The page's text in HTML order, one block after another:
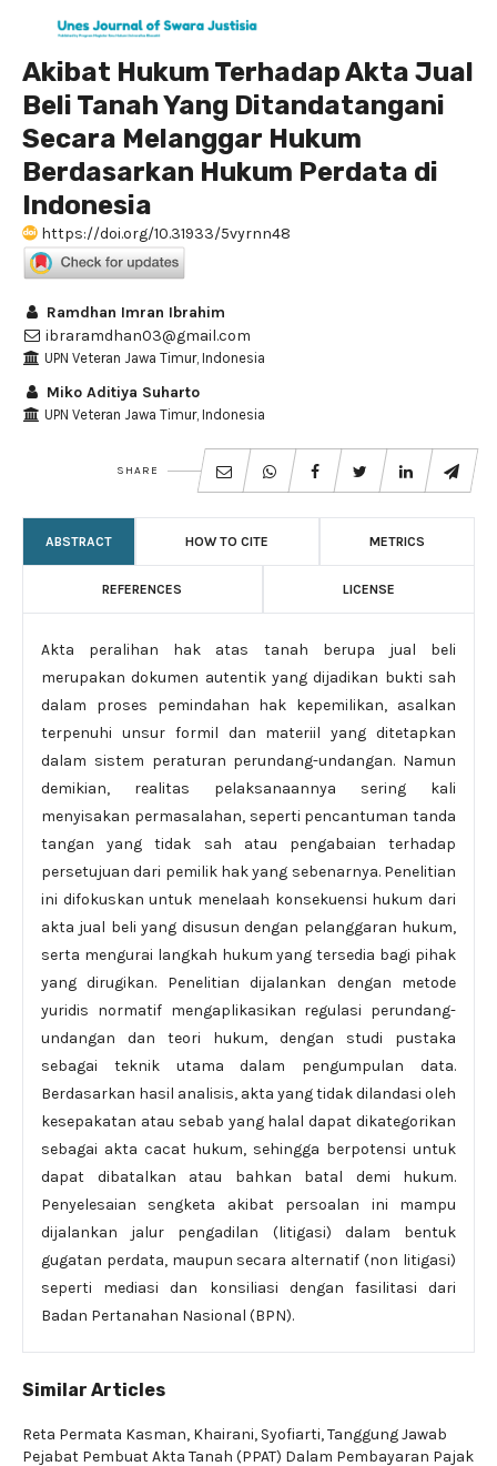
Akibat Hukum Terhadap Akta Jual
Beli Tanah Yang Ditandatangani
Secara Melanggar Hukum
Berdasarkan Hukum Perdata di
Indonesia
https://doi.org/10.31933/5vyrnn48
Ramdhan Imran Ibrahim
ibraramdhan03@gmail.com
UPN Veteran Jawa Timur, Indonesia
Miko Aditiya Suharto
UPN Veteran Jawa Timur, Indonesia
SHARE
ABSTRACT HOW TO CITE METRICS
REFERENCES LICENSE
Akta peralihan hak atas tanah berupa jual beli
merupakan dokumen autentik yang dijadikan bukti sah
dalam proses pemindahan hak kepemilikan, asalkan
terpenuhi unsur formil dan materiil yang ditetapkan
dalam sistem peraturan perundang-undangan. Namun
demikian, realitas pelaksanaannya sering kali
menyisakan permasalahan, seperti pencantuman tanda
tangan yang tidak sah atau pengabaian terhadap
persetujuan dari pemilik hak yang sebenarnya. Penelitian
ini difokuskan untuk menelaah konsekuensi hukum dari
akta jual beli yang disusun dengan pelanggaran hukum,
serta mengurai langkah hukum yang tersedia bagi pihak
yang dirugikan. Penelitian dijalankan dengan metode
yuridis normatif mengaplikasikan regulasi perundang-
undangan dan teori hukum, dengan studi pustaka
sebagai teknik utama dalam pengumpulan data.
Berdasarkan hasil analisis, akta yang tidak dilandasi oleh
kesepakatan atau sebab yang halal dapat dikategorikan
sebagai akta cacat hukum, sehingga berpotensi untuk
dapat dibatalkan atau bahkan batal demi hukum.
Penyelesaian sengketa akibat persoalan ini mampu
dijalankan jalur pengadilan (litigasi) dalam bentuk
gugatan perdata, maupun secara alternatif (non litigasi)
seperti mediasi dan konsiliasi dengan fasilitasi dari
Badan Pertanahan Nasional (BPN).
Similar Articles
Reta Permata Kasman, Khairani, Syofiarti,Tanggung Jawab
Pejabat Pembuat Akta Tanah (PPAT) Dalam Pembayaran Pajak